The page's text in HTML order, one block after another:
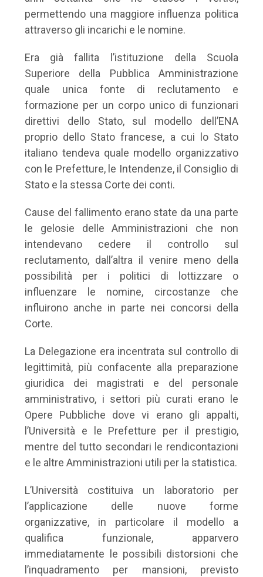
permettendo una maggiore influenza politica
attraverso gli incarichi e le nomine.
Era già fallita l’istituzione della Scuola
Superiore della Pubblica Amministrazione
quale unica fonte di reclutamento e
formazione per un corpo unico di funzionari
direttivi dello Stato, sul modello dell’ENA
proprio dello Stato francese, a cui lo Stato
italiano tendeva quale modello organizzativo
con le Prefetture, le Intendenze, il Consiglio di
Stato e la stessa Corte dei conti.
Cause del fallimento erano state da una parte
le gelosie delle Amministrazioni che non
intendevano cedere il controllo sul
reclutamento, dall’altra il venire meno della
possibilità per i politici di lottizzare o
influenzare le nomine, circostanze che
influirono anche in parte nei concorsi della
Corte.
La Delegazione era incentrata sul controllo di
legittimità, più confacente alla preparazione
giuridica dei magistrati e del personale
amministrativo, i settori più curati erano le
Opere Pubbliche dove vi erano gli appalti,
l’Università e le Prefetture per il prestigio,
mentre del tutto secondari le rendicontazioni
e le altre Amministrazioni utili per la statistica.
L’Università costituiva un laboratorio per
l’applicazione delle nuove forme
organizzative, in particolare il modello a
qualifica funzionale, apparvero
immediatamente le possibili distorsioni che
l’inquadramento per mansioni, previsto